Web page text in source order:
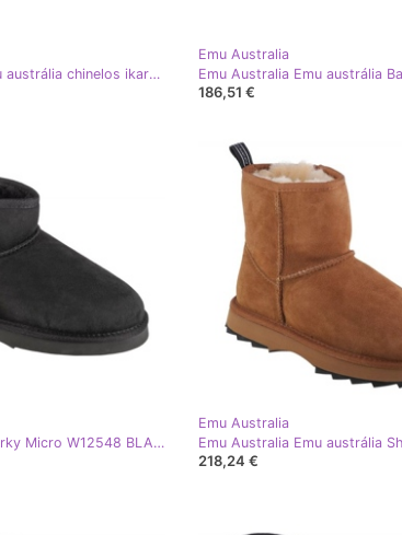
Emu Australia Emu austrália chinelos ikara w13054-came bege
Emu Australia
186,51 €
EMU Australia Sharky Micro W12548 BLAK Shoes preto
Emu Australia
218,24 €